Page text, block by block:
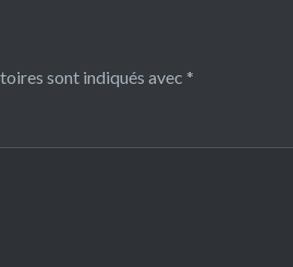
sont indiqués avec *